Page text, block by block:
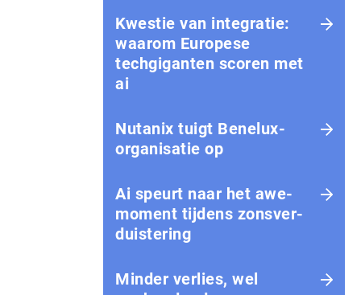
Kwestie van integratie:
waarom Europese
techgiganten scoren met
ai
Nutanix tuigt Benelux-
organisatie op
Ai speurt naar het awe-
moment tijdens zons­ver­
duis­te­ring
Minder verlies, wel